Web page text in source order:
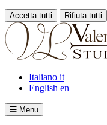
Accetta tutti Rifiuta tutti
Loading...
Italiano it
English en
Menu